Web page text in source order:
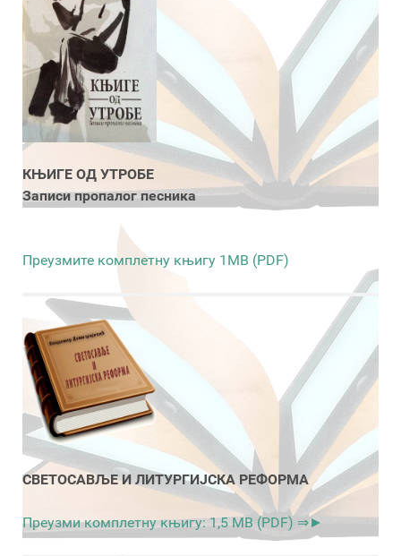
КЊИГЕ ОД УТРОБЕ
Записи пропалог песника
Преузмите комплетну књигу 1MB (PDF)
СВЕТОСАВЉЕ И ЛИТУРГИЈСКА РЕФОРМА
Преузми комплетну књигу: 1,5 MB (PDF) ⇒►